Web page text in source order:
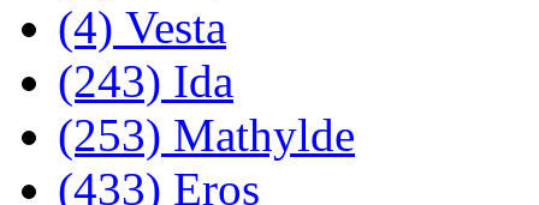
(4) Vesta
(243) Ida
(253) Mathylde
(433) Eros